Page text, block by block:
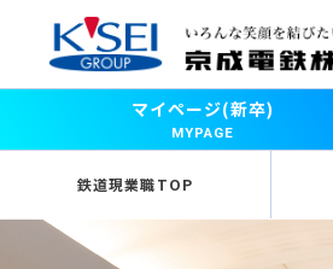
マイページ(新卒)
MYPAGE
鉄道現業職TOP